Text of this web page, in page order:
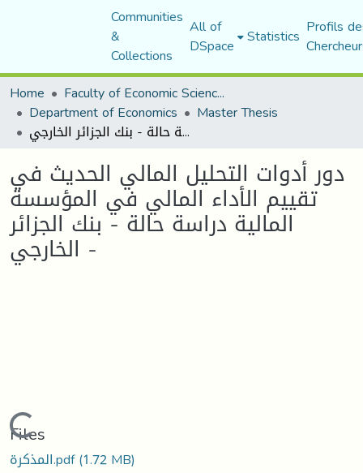
Communities
&
Collections
All of
DSpace Statistics Profils
Home
Faculty of Economic Sciences, Commerce and Management Sciences
Department of Economics Master Thesis
دور أدوات التحليل المالي الحديث في تقييم الأداء المالي في المؤسسة المالية دراسة حالة - بنك الجزائر الخارجي -
دور أدوات التحليل المالي الحديث في
تقييم الأداء المالي في المؤسسة
المالية دراسة حالة - بنك الجزائر
الخارجي -
Loading...
Files
المذكرة.pdf(1.72 MB)